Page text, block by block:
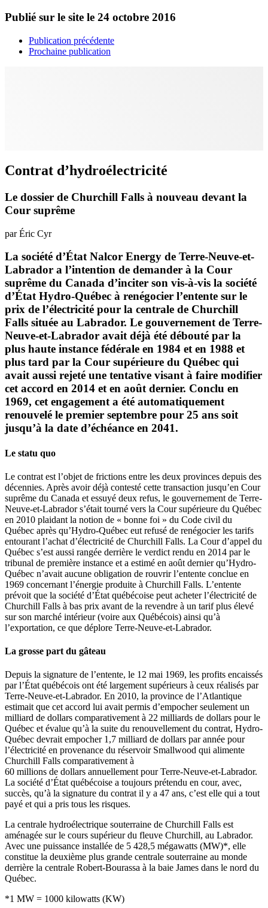
Publié sur le site le 24 octobre 2016
Publication précédente
Prochaine publication
Contrat d’hydroélectricité
Le dossier de Churchill Falls à nouveau devant la
Cour suprême
par Éric Cyr
La société d’État Nalcor Energy de Terre-Neuve-et-
Labrador a l’intention de demander à la Cour
suprême du Canada d’inciter son vis-à-vis la société
d’État Hydro-Québec à renégocier l’entente sur le
prix de l’électricité pour la centrale de Churchill
Falls située au Labrador. Le gouvernement de Terre-
Neuve-et-Labrador avait déjà été débouté par la
plus haute instance fédérale en 1984 et en 1988 et
plus tard par la Cour supérieure du Québec qui
avait aussi rejeté une tentative visant à faire modifier
cet accord en 2014 et en août dernier. Conclu en
1969, cet engagement a été automatiquement
renouvelé le premier septembre pour 25 ans soit
jusqu’à la date d’échéance en 2041.
Le statu quo
Le contrat est l’objet de frictions entre les deux provinces depuis des
décennies. Après avoir déjà contesté cette transaction jusqu’en Cour
suprême du Canada et essuyé deux refus, le gouvernement de Terre-
Neuve-et-Labrador s’était tourné vers la Cour supérieure du Québec
en 2010 plaidant la notion de « bonne foi » du Code civil du
Québec après qu’Hydro-Québec eut refusé de renégocier les tarifs
entourant l’achat d’électricité de Churchill Falls. La Cour d’appel du
Québec s’est aussi rangée derrière le verdict rendu en 2014 par le
tribunal de première instance et a estimé en août dernier qu’Hydro-
Québec n’avait aucune obligation de rouvrir l’entente conclue en
1969 concernant l’énergie produite à Churchill Falls. L’entente
prévoit que la société d’État québécoise peut acheter l’électricité de
Churchill Falls à bas prix avant de la revendre à un tarif plus élevé
sur son marché intérieur (voire aux Québécois) ainsi qu’à
l’exportation, ce que déplore Terre-Neuve-et-Labrador.
La grosse part du gâteau
Depuis la signature de l’entente, le 12 mai 1969, les profits encaissés
par l’État québécois ont été largement supérieurs à ceux réalisés par
Terre-Neuve-et-Labrador. En 2010, la province de l’Atlantique
estimait que cet accord lui avait permis d’empocher seulement un
milliard de dollars comparativement à 22 milliards de dollars pour le
Québec et évalue qu’à la suite du renouvellement du contrat, Hydro-
Québec devrait empocher 1,7 milliard de dollars par année pour
l’électricité en provenance du réservoir Smallwood qui alimente
Churchill Falls comparativement à
60 millions de dollars annuellement pour Terre-Neuve-et-Labrador.
La société d’État québécoise a toujours prétendu en cour, avec,
succès, qu’à la signature du contrat il y a 47 ans, c’est elle qui a tout
payé et qui a pris tous les risques.
La centrale hydroélectrique souterraine de Churchill Falls est
aménagée sur le cours supérieur du fleuve Churchill, au Labrador.
Avec une puissance installée de 5 428,5 mégawatts (MW)*, elle
constitue la deuxième plus grande centrale souterraine au monde
derrière la centrale Robert-Bourassa à la baie James dans le nord du
Québec.
*1 MW = 1000 kilowatts (KW)